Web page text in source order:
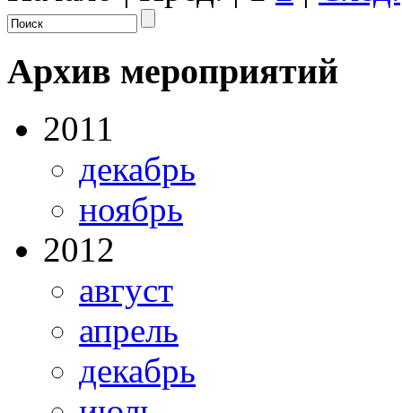
Архив мероприятий
2011
декабрь
ноябрь
2012
август
апрель
декабрь